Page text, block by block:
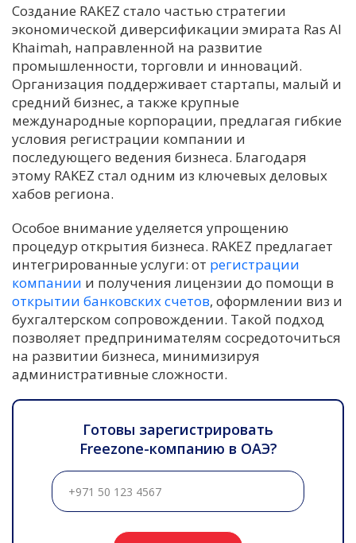
Создание RAKEZ стало частью стратегии
экономической диверсификации эмирата Ras Al
Khaimah, направленной на развитие
промышленности, торговли и инноваций.
Организация поддерживает стартапы, малый и
средний бизнес, а также крупные
международные корпорации, предлагая гибкие
условия регистрации компании и
последующего ведения бизнеса. Благодаря
этому RAKEZ стал одним из ключевых деловых
хабов региона.
Особое внимание уделяется упрощению
процедур открытия бизнеса. RAKEZ предлагает
интегрированные услуги: от регистрации
компании и получения лицензии до помощи в
открытии банковских счетов, оформлении виз и
бухгалтерском сопровождении. Такой подход
позволяет предпринимателям сосредоточиться
на развитии бизнеса, минимизируя
административные сложности.
Готовы зарегистрировать
Freezone-компанию в ОАЭ?